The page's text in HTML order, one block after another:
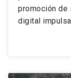
Alumni
Vecinos
Correo UC
promoción de
digital